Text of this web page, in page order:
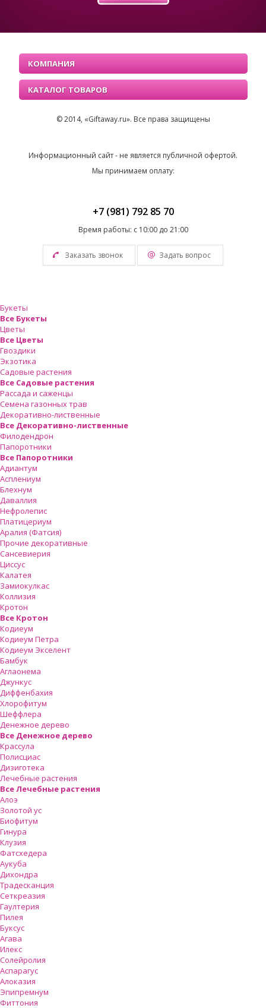
КОМПАНИЯ
КАТАЛОГ ТОВАРОВ
© 2014, «Giftaway.ru». Все права защищены
Информационный сайт - не является публичной офертой.
Мы принимаем оплату:
+7 (981) 792 85 70
Время работы: с 10:00 до 21:00
Заказать звонок Задать вопрос
Букеты
Все Букеты
Цветы
Все Цветы
Гвоздики
Экзотика
Садовые растения
Все Садовые растения
Рассада и саженцы
Семена газонных трав
Декоративно-лиственные
Все Декоративно-лиственные
Филодендрон
Папоротники
Все Папоротники
Адиантум
Асплениум
Блехнум
Даваллия
Нефролепис
Платицериум
Аралия (Фатсия)
Прочие декоративные
Сансевиерия
Циссус
Калатея
Замиокулкас
Коллизия
Кротон
Все Кротон
Кодиеум
Кодиеум Петра
Кодиеум Экселент
Бамбук
Аглаонема
Джункус
Диффенбахия
Хлорофитум
Шеффлера
Денежное дерево
Все Денежное дерево
Крассула
Полисциас
Дизиготека
Лечебные растения
Все Лечебные растения
Алоэ
Золотой ус
Биофитум
Гинура
Клузия
Фатсхедера
Аукуба
Дихондра
Традесканция
Сеткреазия
Гаултерия
Пилея
Буксус
Агава
Илекс
Солейролия
Аспарагус
Алоказия
Эпипремнум
Фиттония